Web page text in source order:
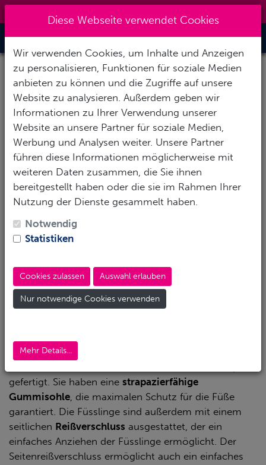
Toggle
CLASSIC NG 5mm Füssling
Die Classic NG Füsslinge wurden entwickelt, um den
gefertigt. Sie haben eine strapazierfähige
Gummisohle , die maximalen Schutz für die Füße
garantiert. Die Füsslinge sind außerdem mit einem
seitlichen Reißverschluss ausgestattet, der ein
einfaches Anziehen der Füsslinge ermöglicht. Der
Seitenreißverschluss ermöglicht auch ein einfaches
Diese Webseite verwendet Cookies
Wir verwenden Cookies, um Inhalte und Anzeigen
zu personalisieren, Funktionen für soziale Medien
anbieten zu können und die Zugriffe auf unsere
Website zu analysieren. Außerdem geben wir
Informationen zu Ihrer Verwendung unserer
Website an unsere Partner für soziale Medien,
Werbung und Analysen weiter. Unsere Partner
führen diese Informationen möglicherweise mit
weiteren Daten zusammen, die Sie ihnen
bereitgestellt haben oder die sie im Rahmen Ihrer
Nutzung der Dienste gesammelt haben.
Notwendig
Statistiken
Cookies zulassen Auswahl erlauben
Nur notwendige Cookies verwenden
Mehr Details...